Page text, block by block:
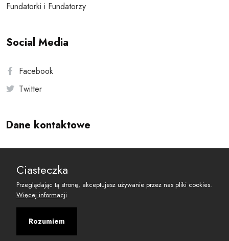
Fundatorki i Fundatorzy
Social Media
Facebook
Twitter
Dane kontaktowe
reset@resetobywatelski.pl
Ciasteczka
Przeglądając tą stronę, akceptujesz używanie przez nas pliki cookies.
Więcej informacji
Rozumiem